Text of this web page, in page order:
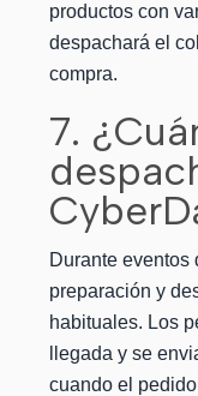
productos con
despachará el
compra.
7.
Durante eventos
preparación y
habituales. Los
llegada y se
cuando el